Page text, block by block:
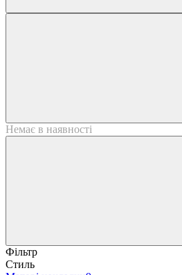
Немає в наявності
Фільтр
Стиль